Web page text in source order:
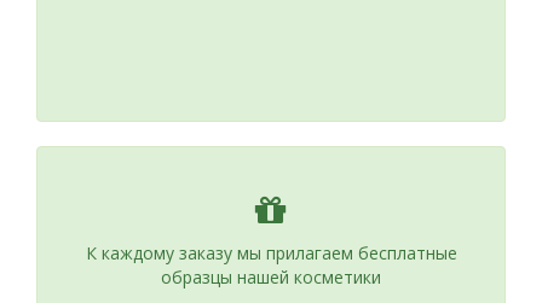
К каждому заказу мы прилагаем бесплатные
образцы нашей косметики